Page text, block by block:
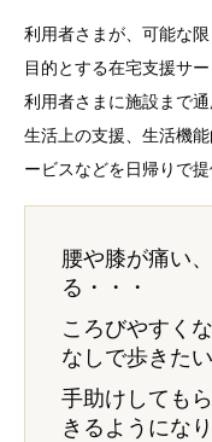
利用者さまが、可能な
目的とする在宅支援サー
利用者さまに施設まで
生活上の支援、生活機
ービスなどを日帰りで提
腰や膝が痛い
る・・・
ころびやすく
なしで歩きたい
手助けしても
きるようになり